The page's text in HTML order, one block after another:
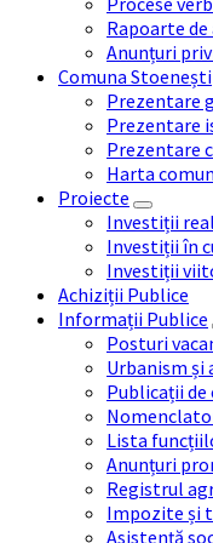
Rapoarte
Anunțuri
Comuna Stoenești
Prezentare
Prezentare
Prezentare
Harta
Proiecte
Investiții
Investiții în
Investiții
Achiziții Publice
Informații Publice
Posturi
Urbanism
Publicații de
Lista
Anunțuri
Registrul
Impozite și
Asistență